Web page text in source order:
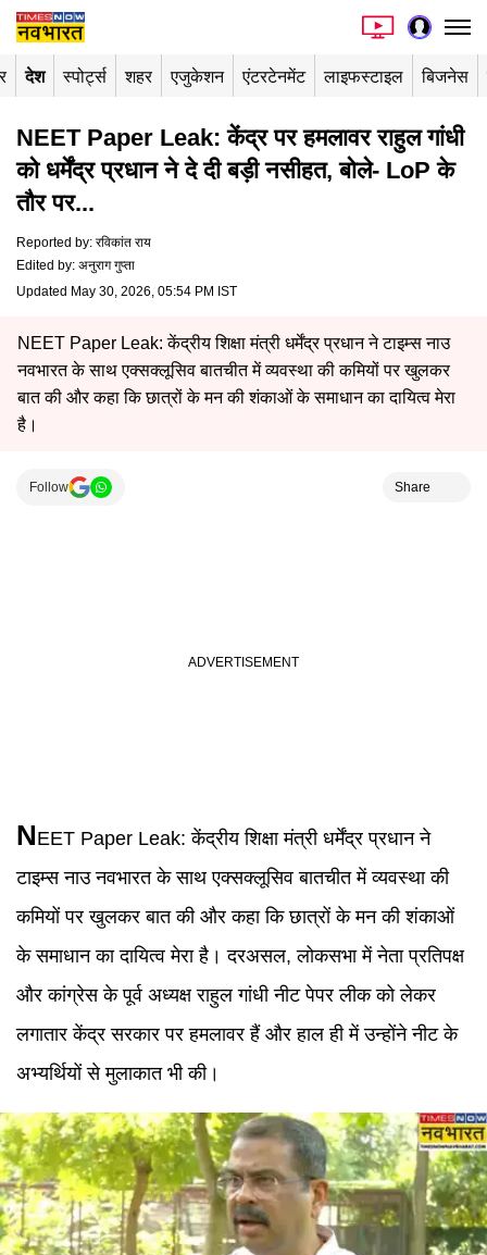
देश स्पोर्ट्स शहर एजुकेशन एंटरटेनमेंट लाइफस्टाइल बिजनेस
NEET Paper Leak: केंद्र पर हमलावर राहुल गांधी
को धर्मेंद्र प्रधान ने दे दी बड़ी नसीहत, बोले- LoP के
तौर पर...
Reported by: रविकांत राय
Edited by: अनुराग गुप्ता
Updated May 30, 2026, 05:54 PM IST
NEET Paper Leak: केंद्रीय शिक्षा मंत्री धर्मेंद्र प्रधान ने टाइम्स नाउ
नवभारत के साथ एक्सक्लूसिव बातचीत में व्यवस्था की कमियों पर खुलकर
बात की और कहा कि छात्रों के मन की शंकाओं के समाधान का दायित्व मेरा
है।
Follow Share
NEET Paper Leak:केंद्रीय शिक्षा मंत्री धर्मेंद्र प्रधान ने
टाइम्स नाउ नवभारत के साथ एक्सक्लूसिव बातचीत में व्यवस्था की
कमियों पर खुलकर बात की और कहा कि छात्रों के मन की शंकाओं
के समाधान का दायित्व मेरा है। दरअसल, लोकसभा में नेता प्रतिपक्ष
और कांग्रेस के पूर्व अध्यक्ष राहुल गांधी नीट पेपर लीक को लेकर
लगातार केंद्र सरकार पर हमलावर हैं और हाल ही में उन्होंने नीट के
अभ्यर्थियों से मुलाकात भी की।